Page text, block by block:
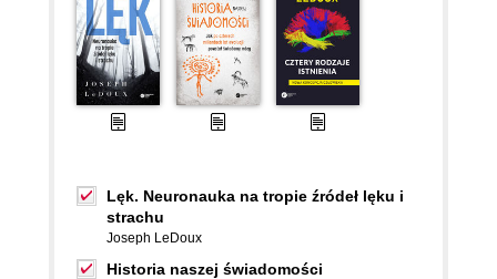
Lęk. Neuronauka na tropie źródeł lęku i
strachu
Joseph LeDoux
Historia naszej świadomości